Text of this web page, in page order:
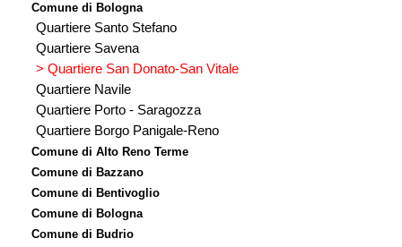
Comune di Bologna
Quartiere Santo Stefano
Quartiere Savena
> Quartiere San Donato-San Vitale
Quartiere Navile
Quartiere Porto - Saragozza
Quartiere Borgo Panigale-Reno
Comune di Alto Reno Terme
Comune di Bazzano
Comune di Bentivoglio
Comune di Bologna
Comune di Budrio